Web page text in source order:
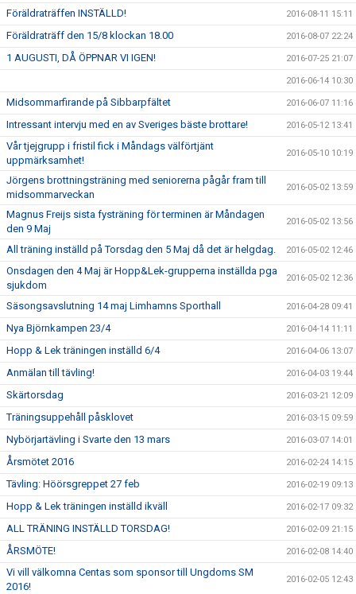
Föräldraträffen INSTÄLLD! 2016-08-11 15:11
Föräldraträff den 15/8 klockan 18.00 2016-08-07 22:24
1 AUGUSTI, DÅ ÖPPNAR VI IGEN! 2016-07-25 21:07
2016-06-14 10:30
Midsommarfirande på Sibbarpfältet 2016-06-07 11:16
Intressant intervju med en av Sveriges bäste brottare! 2016-05-12 13:41
Vår tjejgrupp i fristil fick i Måndags välförtjänt
uppmärksamhet!
2016-05-10 10:19
Jörgens brottningsträning med seniorerna pågår fram till
midsommarveckan
2016-05-02 13:59
Magnus Freijs sista fysträning för terminen är Måndagen
den 9 Maj
2016-05-02 13:56
All träning inställd på Torsdag den 5 Maj då det är helgdag. 2016-05-02 12:46
Onsdagen den 4 Maj är Hopp&Lek-grupperna inställda pga
sjukdom
2016-05-02 12:36
Säsongsavslutning 14 maj Limhamns Sporthall 2016-04-28 09:41
Nya Björnkampen 23/4 2016-04-14 11:11
Hopp & Lek träningen inställd 6/4 2016-04-06 13:07
Anmälan till tävling! 2016-04-03 19:44
Skärtorsdag 2016-03-21 12:09
Träningsuppehåll påsklovet 2016-03-15 09:59
Nybörjartävling i Svarte den 13 mars 2016-03-07 14:01
Årsmötet 2016 2016-02-24 14:15
Tävling: Höörsgreppet 27 feb 2016-02-19 09:13
Hopp & Lek träningen inställd ikväll 2016-02-17 09:32
ALL TRÄNING INSTÄLLD TORSDAG! 2016-02-09 21:15
ÅRSMÖTE! 2016-02-08 14:40
Vi vill välkomna Centas som sponsor till Ungdoms SM
2016!
2016-02-05 12:43